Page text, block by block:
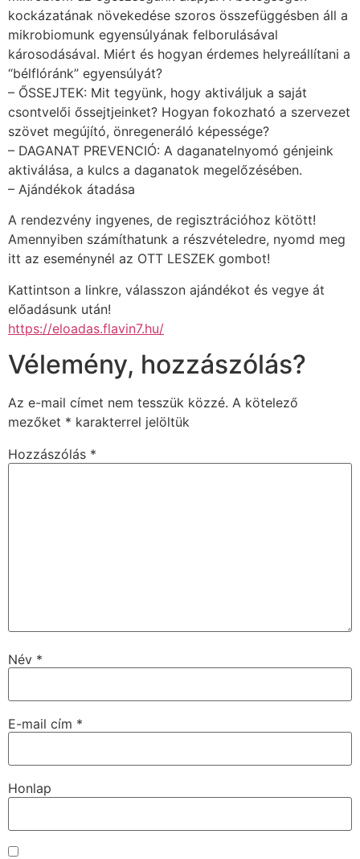
kockázatának növekedése szoros összefüggésben áll a
mikrobiomunk egyensúlyának felborulásával
károsodásával. Miért és hogyan érdemes helyreállítani a
“bélflóránk” egyensúlyát?
– ŐSSEJTEK: Mit tegyünk, hogy aktiváljuk a saját
csontvelői őssejtjeinket? Hogyan fokozható a szervezet
szövet megújító, önregeneráló képessége?
– DAGANAT PREVENCIÓ: A daganatelnyomó génjeink
aktiválása, a kulcs a daganatok megelőzésében.
– Ajándékok átadása
A rendezvény ingyenes, de regisztrációhoz kötött!
Amennyiben számíthatunk a részvételedre, nyomd meg
itt az eseménynél az OTT LESZEK gombot!
Kattintson a linkre, válasszon ajándékot és vegye át
előadásunk után!
https://eloadas.flavin7.hu/
Vélemény, hozzászólás?
Az e-mail címet nem tesszük közzé. A kötelező
mezőket * karakterrel jelöltük
Hozzászólás *
Név *
E-mail cím *
Honlap